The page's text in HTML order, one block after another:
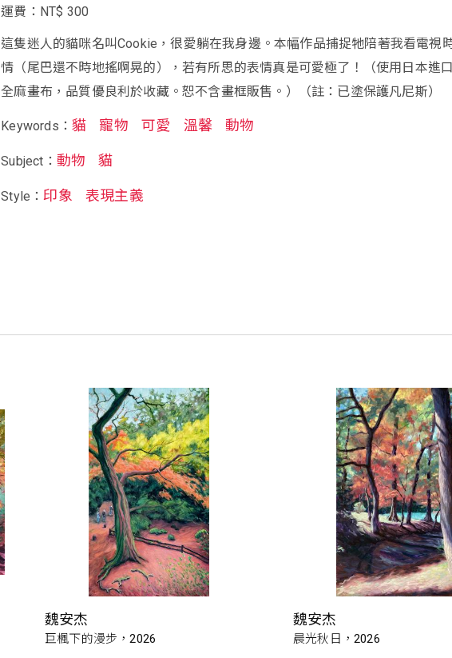
運費：NT$ 300
這隻迷人的貓咪名叫Cookie，很愛躺在我身邊。本幅作品捕捉牠陪著我看電視
情（尾巴還不時地搖啊晃的），若有所思的表情真是可愛極了！（使用日本進
全麻畫布，品質優良利於收藏。恕不含畫框販售。）（註：已塗保護凡尼斯）
Keywords：貓 寵物 可愛 溫馨 動物
Subject： 動物 貓
Style：印象 表現主義
魏安杰
巨楓下的漫步，2026
魏安杰
晨光秋日，2026